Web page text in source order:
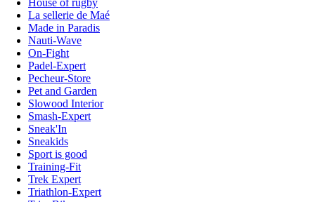
House of rugby
La sellerie de Maé
Made in Paradis
Nauti-Wave
On-Fight
Padel-Expert
Pecheur-Store
Pet and Garden
Slowood Interior
Smash-Expert
Sneak'In
Sneakids
Sport is good
Training-Fit
Trek Expert
Triathlon-Expert